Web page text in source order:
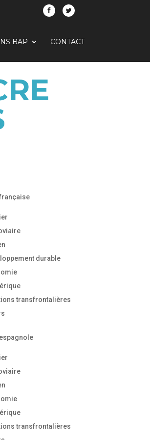
BAP CONTACT
durable
transfrontalières
transfrontalières